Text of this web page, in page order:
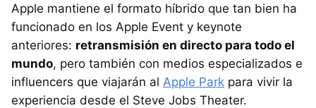
Apple mantiene el formato híbrido que tan bien ha
funcionado en los Apple Event y keynote
anteriores: retransmisión en directo para todo el
mundo, pero también con medios especializados e
influencers que viajarán al Apple Park para vivir la
experiencia desde el Steve Jobs Theater.